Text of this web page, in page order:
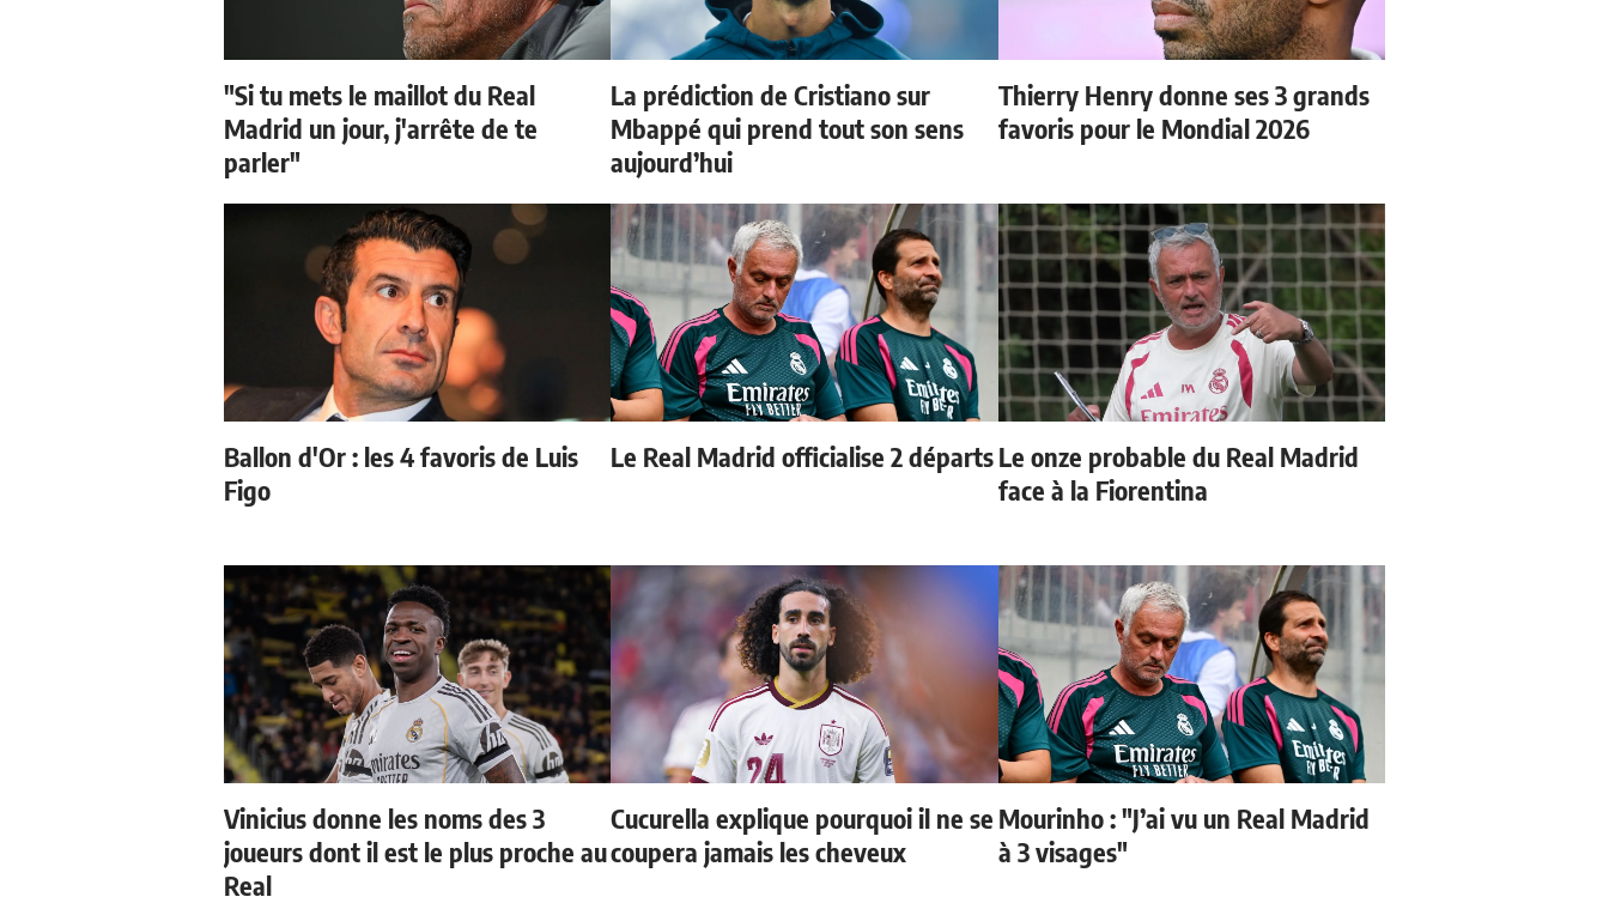
"Si tu mets le maillot du Real
Madrid un jour, j'arrête de te
parler"
La prédiction de Cristiano sur
Mbappé qui prend tout son sens
aujourd’hui
Thierry Henry donne ses 3 grands
favoris pour le Mondial 2026
Ballon d'Or : les 4 favoris de Luis
Figo
Le Real Madrid officialise 2 départsLe onze probable du Real Madrid
face à la Fiorentina
Vinicius donne les noms des 3
joueurs dont il est le plus proche au
Real
Cucurella explique pourquoi il ne se
coupera jamais les cheveux
Mourinho : "J’ai vu un Real Madrid
à 3 visages"